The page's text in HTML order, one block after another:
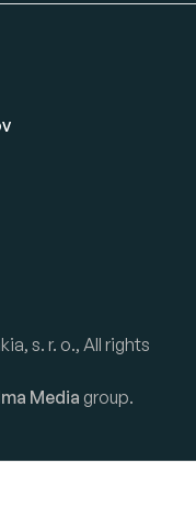
s. r. o., All rights
Media group.